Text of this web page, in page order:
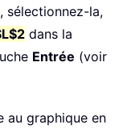
sélectionnez-la,
dans la
Entrée (voir
au graphique en